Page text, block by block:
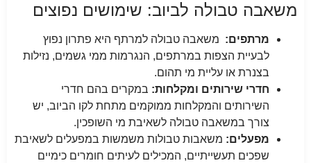
משאבה טבולה לביוב: שימושים נפוצים
מרתפים: משאבה טבולה למרתף היא פתרון נפוץ
לבעיית הצפות במרתפים, הנגרמות ממי גשמים, נזילות
בצנרת או עליית מי תהום.
חדרי שירותים ומקלחות: במקרים בהם חדרי
השירותים והמקלחות ממוקמים מתחת לקו הביוב, יש
צורך במשאבה טבולה לשאיבת מי השופכין.
מפעלים: משאבות טבולות משמשות במפעלים לשאיבת
שפכים תעשייתיים, המכילים לעיתים חומרים כימיים